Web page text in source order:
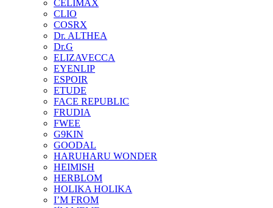
CELIMAX
CLIO
COSRX
Dr. ALTHEA
Dr.G
ELIZAVECCA
EYENLIP
ESPOIR
ETUDE
FACE REPUBLIC
FRUDIA
FWEE
G9KIN
GOODAL
HARUHARU WONDER
HEIMISH
HERBLOM
HOLIKA HOLIKA
I’M FROM